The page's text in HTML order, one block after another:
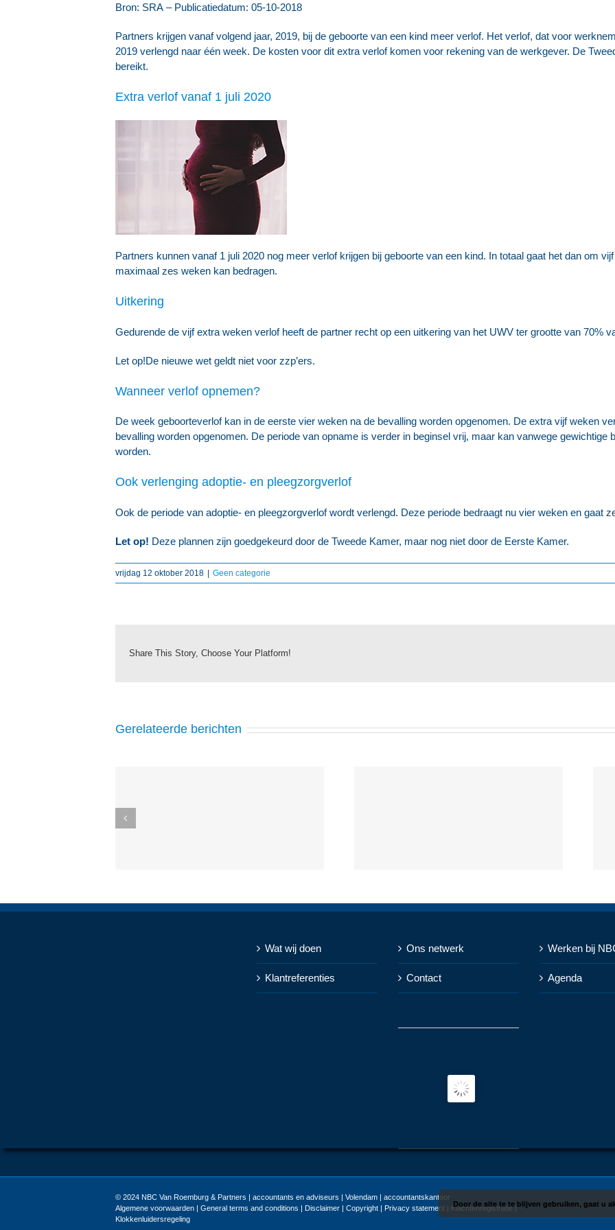
Bron: SRA – Publicatiedatum: 05-10-2018
Partners krijgen vanaf volgend jaar, 2019, bij de geboorte van een kind meer verlof. Het verlof, dat voor
2019 verlengd naar één week. De kosten voor dit extra verlof komen voor rekening van de werkgever. De
bereikt.
Extra verlof vanaf 1 juli 2020
Partners kunnen vanaf 1 juli 2020 nog meer verlof krijgen bij geboorte van een kind. In totaal gaat het dan om
maximaal zes weken kan bedragen.
Uitkering
Gedurende de vijf extra weken verlof heeft de partner recht op een uitkering van het UWV ter grootte van 70%
Let op!De nieuwe wet geldt niet voor zzp’ers.
Wanneer verlof opnemen?
De week geboorteverlof kan in de eerste vier weken na de bevalling worden opgenomen. De extra vijf weken
bevalling worden opgenomen. De periode van opname is verder in beginsel vrij, maar kan vanwege gewichtige
worden.
Ook verlenging adoptie- en pleegzorgverlof
Ook de periode van adoptie- en pleegzorgverlof wordt verlengd. Deze periode bedraagt nu vier weken en gaat
Let op! Deze plannen zijn goedgekeurd door de Tweede Kamer, maar nog niet door de Eerste Kamer.
vrijdag 12 oktober 2018 Geen categorie
Share This Story, Choose Your Platform!
Gerelateerde berichten
Wat wij doen
Klantreferenties
Ons netwerk
Contact
Werken bij
Agenda
© 2024 NBC Van Roemburg & Partners | accountants en adviseurs | Volendam | accountantskantoor
Algemene voorwaarden| General terms and conditions | Disclaimer | Copyright | Privacy statement | Klachtenregistratie|
Klokkenluidersregeling
Door de site te te blijven gebruiken, gaat u